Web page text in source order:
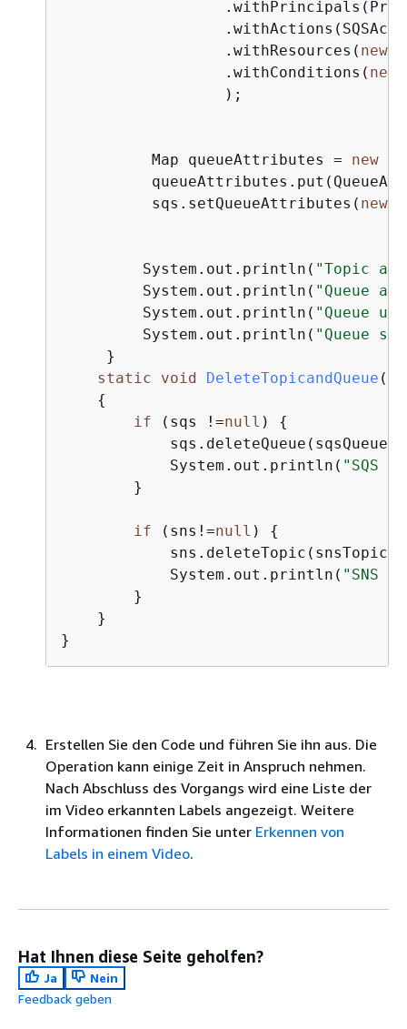
                  .withResources(
new
                  .withConditions(
new
                  );
          Map queueAttributes =
new
          sqs.setQueueAttributes(
new
         System.out.println(
"Topic
         System.out.println(
"Queue
         System.out.println(
"Queue
         System.out.println(
"Queue
     }
static
void DeleteTopicandQueue ()
{
if (sqs !=null ) {
            System.out.println(
"SQS
        }
if (sns!=null ) {
            System.out.println(
"SNS
        }
    }
}
Erstellen Sie den Code und führen Sie ihn aus. Die
Operation kann einige Zeit in Anspruch nehmen.
Nach Abschluss des Vorgangs wird eine Liste der
im Video erkannten Labels angezeigt. Weitere
Informationen finden Sie unter Erkennen von
Labels in einem Video.
Hat Ihnen diese Seite geholfen?
Ja
Nein
Feedback geben